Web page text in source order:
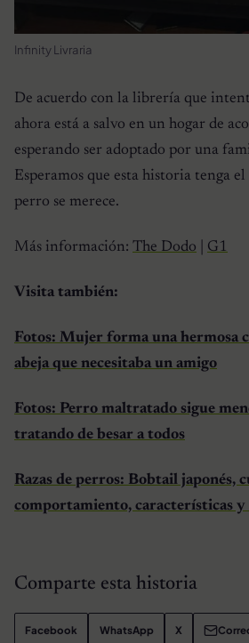
Infinity Livraria
De acuerdo con la librería que
ahora está a salvo en un hogar de
esperando ser adoptado por una
Esperamos que esta historia tenga
perro se merece.
Más información: The Dodo G1
Visita también:
Fotos: Mujer forma una hermosa
abeja que necesitaba un amigo
Fotos: Perro maltratado sigue
tratando de besar a todos
Razas de perros: Bobtail japonés,
comportamiento, características y
Comparte esta historia
Facebook WhatsApp X